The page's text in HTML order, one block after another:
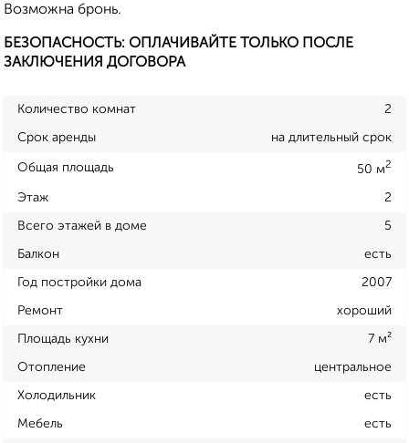
Возможна бронь.
БЕЗОПАСНОСТЬ: ОПЛАЧИВАЙТЕ ТОЛЬКО ПОСЛЕ
ЗАКЛЮЧЕНИЯ ДОГОВОРА
Количество комнат 2
Срок аренды на длительный срок
Общая площадь 50 м2
Этаж 2
Всего этажей в доме 5
Балкон есть
Год постройки дома 2007
Ремонт хороший
Площадь кухни 7 м²
Отопление центральное
Холодильник есть
Мебель есть